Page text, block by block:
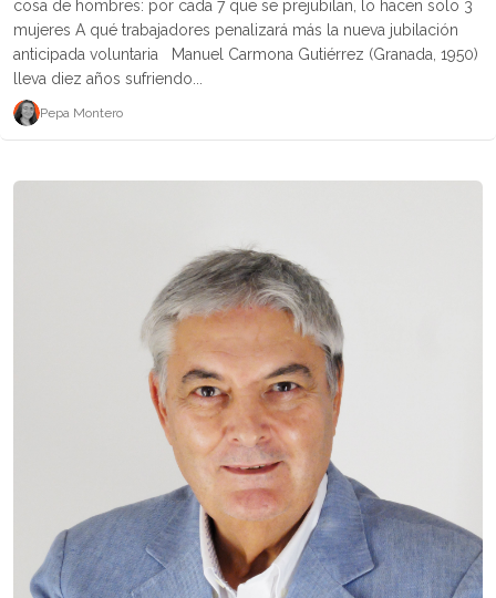
cosa de hombres: por cada 7 que se prejubilan, lo hacen solo 3
mujeres A qué trabajadores penalizará más la nueva jubilación
anticipada voluntaria Manuel Carmona Gutiérrez (Granada, 1950)
lleva diez años sufriendo...
Pepa Montero